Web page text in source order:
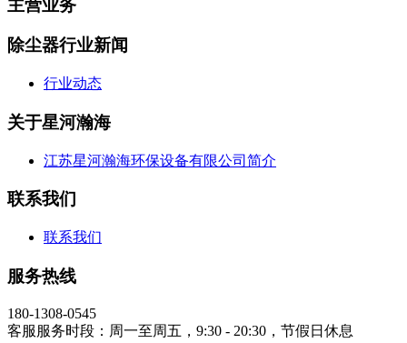
主营业务
除尘器行业新闻
行业动态
关于星河瀚海
江苏星河瀚海环保设备有限公司简介
联系我们
联系我们
服务热线
180-1308-0545
客服服务时段：周一至周五，9:30 - 20:30，节假日休息